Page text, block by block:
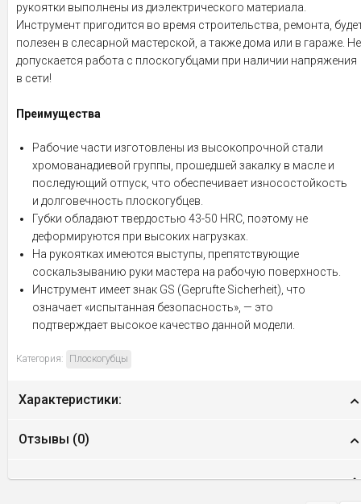
рукоятки выполнены из диэлектрического материала.
Инструмент пригодится во время строительства, ремонта,
полезен в слесарной мастерской, а также дома или в гараже. Не
допускается работа с плоскогубцами при наличии напряжения
в сети!
Преимущества
Рабочие части изготовлены из высокопрочной стали
хромованадиевой группы, прошедшей закалку в масле и
последующий отпуск, что обеспечивает износостойкость
и долговечность плоскогубцев.
Губки обладают твердостью 43-50 HRC, поэтому не
деформируются при высоких нагрузках.
На рукоятках имеются выступы, препятствующие
соскальзыванию руки мастера на рабочую поверхность.
Инструмент имеет знак GS (Geprufte Sicherheit), что
означает «испытанная безопасность», — это
подтверждает высокое качество данной модели.
Категория: Плоскогубцы
Характеристики:
Отзывы (0)